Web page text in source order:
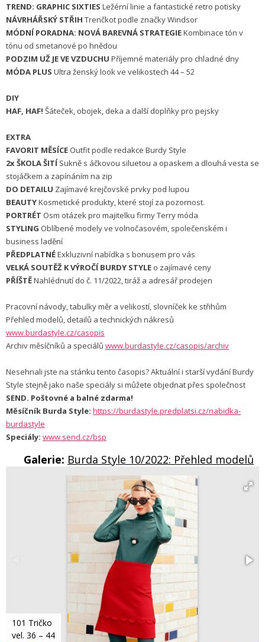
TREND: GRAPHIC SIXTIES Ležérní linie a fantastické retro potisky
NÁVRHÁŘSKÝ STŘIH Trenčkot podle značky Windsor
MÓDNÍ PORADNA: NOVÁ BAREVNÁ STRATEGIEKombinace tón v
tónu od smetanové po hnědou
PODZIM UŽ JE VE VZDUCHU Příjemné materiály pro chladné dny
MÓDA PLUS Ultra ženský look ve velikostech 44 – 52
DIY
HAF, HAF! Šáteček, obojek, deka a další doplňky pro pejsky
EXTRA
FAVORIT MĚSÍCE Outfit podle redakce Burdy Style
2x ŠKOLA ŠITÍ Sukně s áčkovou siluetou a opaskem a dlouhá vesta se
stojáčkem a zapínáním na zip
DO DETAILU Zajímavé krejčovské prvky pod lupou
BEAUTYKosmetické produkty, které stojí za pozornost.
PORTRÉT Osm otázek pro majitelku firmy Terry móda
STYLING Oblíbené modely ve volnočasovém, společenském i
business ladění
PŘEDPLATNÉExkluzivní nabídka s bonusem pro vás
VELKÁ SOUTĚŽ K VÝROČÍ BURDY STYLE o zajímavé ceny
PŘÍŠTĚNahlédnutí do č. 11/2022, tiráž a adresář prodejen
Pracovní návody, tabulky měr a velikostí, slovníček ke střihům
Přehled modelů, detailů a technických nákresů
www.burdastyle.cz/casopis
Archiv měsíčníků a speciálů www.burdastyle.cz/casopis/archiv
Nesehnali jste na stánku tento časopis? Aktuální i starší vydání Burdy
Style stejně jako naše speciály si můžete objednat přes společnost
SEND. Poštovné a balné zdarma!
Měsíčník Burda Style: https://burdastyle.predplatsi.cz/nabidka-
burdastyle
Speciály: www.send.cz/bsp
Galerie: Burda Style 10/2022: Přehled modelů
101 Tričko
vel. 36 – 44